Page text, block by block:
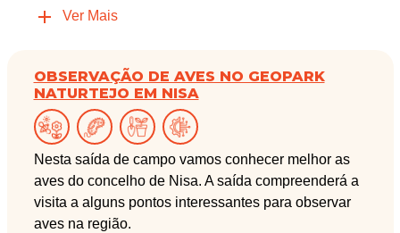
Ver Mais
OBSERVAÇÃO DE AVES NO GEOPARK
NATURTEJO EM NISA
Nesta saída de campo vamos conhecer melhor as
aves do concelho de Nisa. A saída compreenderá a
visita a alguns pontos interessantes para observar
aves na região.